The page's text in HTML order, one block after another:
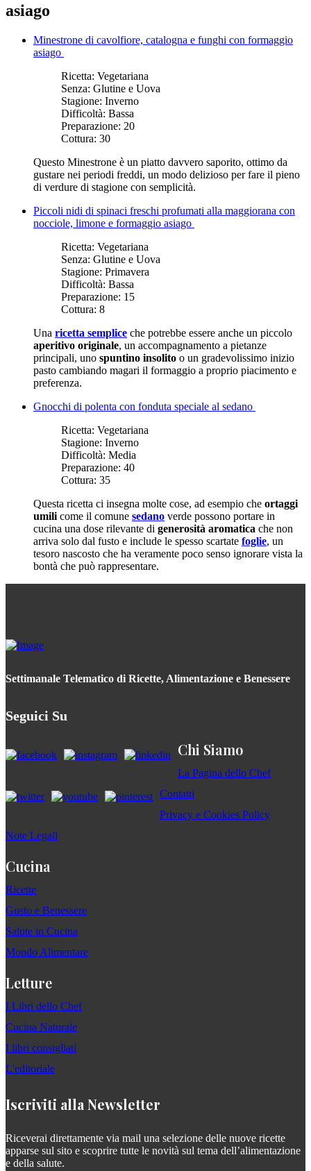
asiago
Minestrone di cavolfiore, catalogna e funghi con formaggio
asiago
Ricetta: Vegetariana
Senza: Glutine e Uova
Stagione: Inverno
Difficoltà: Bassa
Preparazione: 20
Cottura: 30
Questo Minestrone è un piatto davvero saporito, ottimo da
gustare nei periodi freddi, un modo delizioso per fare il pieno
di verdure di stagione con semplicità.
Piccoli nidi di spinaci freschi profumati alla maggiorana con
nocciole, limone e formaggio asiago
Ricetta: Vegetariana
Senza: Glutine e Uova
Stagione: Primavera
Difficoltà: Bassa
Preparazione: 15
Cottura: 8
Una ricetta semplice che potrebbe essere anche un piccolo
aperitivo originale, un accompagnamento a pietanze
principali, uno spuntino insolito o un gradevolissimo inizio
pasto cambiando magari il formaggio a proprio piacimento e
preferenza.
Gnocchi di polenta con fonduta speciale al sedano
Ricetta: Vegetariana
Stagione: Inverno
Difficoltà: Media
Preparazione: 40
Cottura: 35
Questa ricetta ci insegna molte cose, ad esempio che ortaggi
umili come il comune sedano verde possono portare in
cucina una dose rilevante di generosità aromatica che non
arriva solo dal fusto e include le spesso scartate foglie, un
tesoro nascosto che ha veramente poco senso ignorare vista la
bontà che può rappresentare.
Settimanale Telematico di Ricette, Alimentazione e Benessere
Seguici Su
Chi Siamo
La Pagina dello Chef
Contatti
Privacy e Cookies Policy
Note Legali
Cucina
Ricette
Gusto e Benessere
Salute in Cucina
Mondo Alimentare
Letture
I Libri dello Chef
Cucina Naturale
I libri consigliati
L'editoriale
Iscriviti alla Newsletter
Riceverai direttamente via mail una selezione delle nuove ricette
apparse sul sito e scoprire tutte le novità sul tema dell’alimentazione
e della salute.